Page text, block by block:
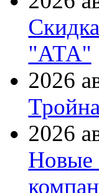
"АТА"
2026
2026
Новые